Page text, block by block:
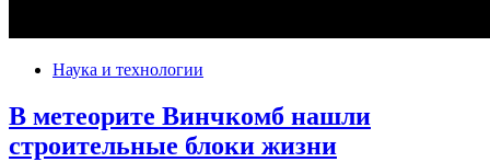
Наука и технологии
В метеорите Винчкомб нашли
строительные блоки жизни